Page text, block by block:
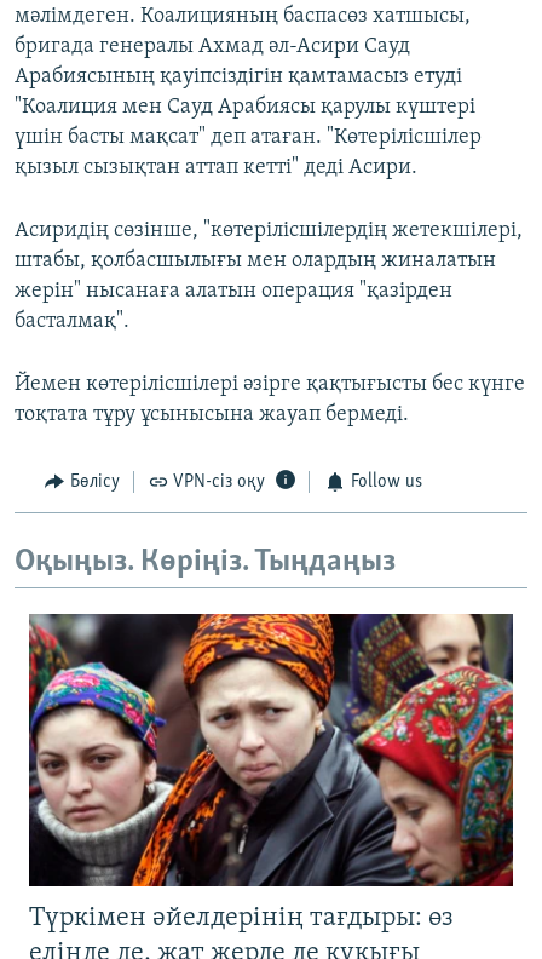
мәлімдеген. Коалицияның баспасөз хатшысы,
бригада генералы Ахмад әл-Асири Сауд
Арабиясының қауіпсіздігін қамтамасыз етуді
"Коалиция мен Сауд Арабиясы қарулы күштері
үшін басты мақсат" деп атаған. "Көтерілісшілер
қызыл сызықтан аттап кетті" деді Асири.
Асиридің сөзінше, "көтерілісшілердің жетекшілері,
штабы, қолбасшылығы мен олардың жиналатын
жерін" нысанаға алатын операция "қазірден
басталмақ".
Йемен көтерілісшілері әзірге қақтығысты бес күнге
тоқтата тұру ұсынысына жауап бермеді.
Бөлісу VPN-сіз оқу Follow us
Оқыңыз. Көріңіз. Тыңдаңыз
Түркімен әйелдерінің тағдыры: өз